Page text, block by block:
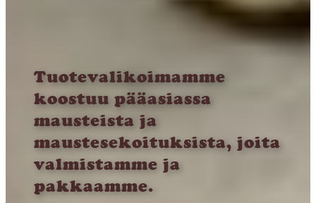
Tuotevalikoimamme
koostuu pääasiassa
mausteista ja
maustesekoituksista, joita
valmistamme ja
pakkaamme.